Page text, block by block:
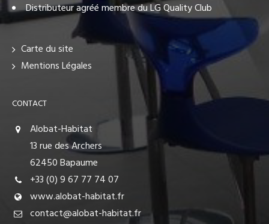
Distributeur agréé membre du LG Quality Club
Carte du site
Mentions Légales
CONTACT
Alobat-Habitat
13 rue des Archers
62450 Bapaume
+33 (0) 9 67 77 74 07
www.alobat-habitat.fr
contact@alobat-habitat.fr